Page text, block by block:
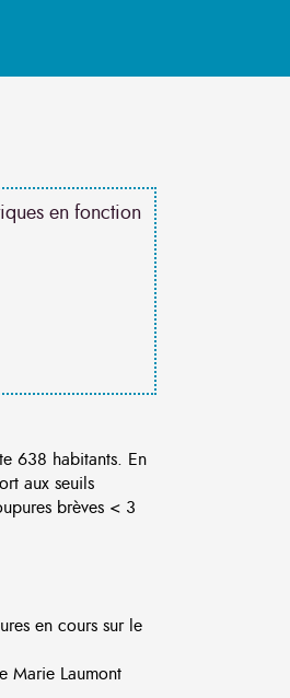
en fonction
638 habitants. En
aux seuils
brèves < 3
en cours sur le
Marie Laumont